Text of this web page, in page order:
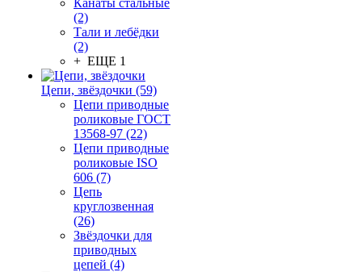
Канаты стальные
(2)
Тали и лебёдки
(2)
+ ЕЩЕ 1
Цепи, звёздочки (59)
Цепи приводные
роликовые ГОСТ
13568-97 (22)
Цепи приводные
роликовые ISO
606 (7)
Цепь
круглозвенная
(26)
Звёздочки для
приводных
цепей (4)